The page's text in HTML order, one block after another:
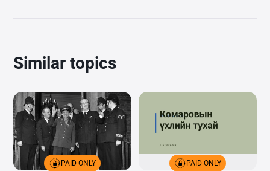
Similar topics
PAID ONLY PAID ONLY